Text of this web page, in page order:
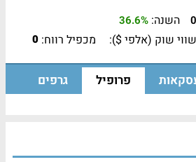
השנה: 36.6%
שווי שוק (אלפי $): מכפיל רווח: 0
פרופיל גרפים